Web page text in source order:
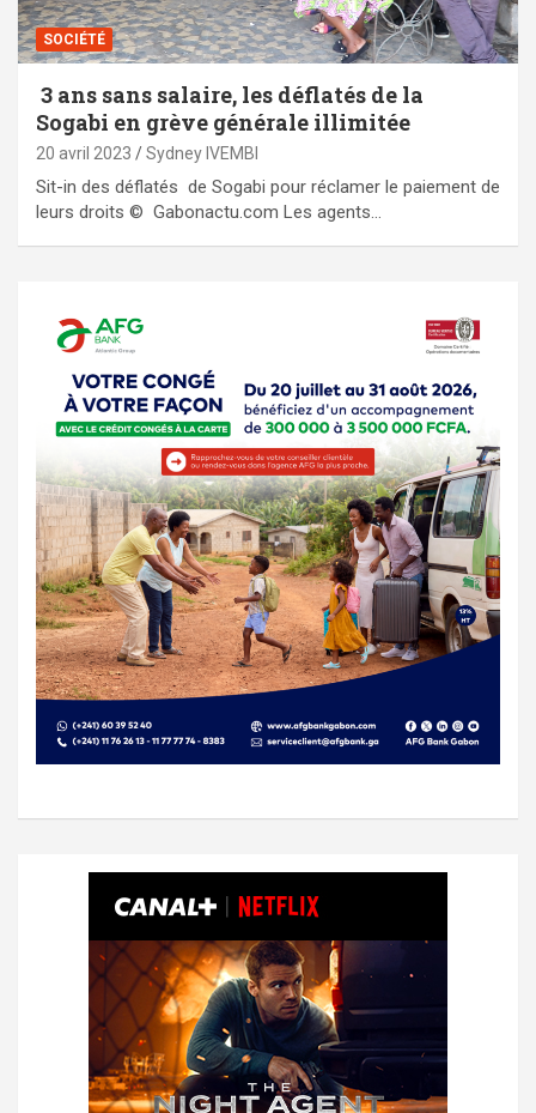
SOCIÉTÉ
3 ans sans salaire, les déflatés de la
Sogabi en grève générale illimitée
20 avril 2023 Sydney IVEMBI
Sit-in des déflatés de Sogabi pour réclamer le paiement de
leurs droits © Gabonactu.com Les agents…